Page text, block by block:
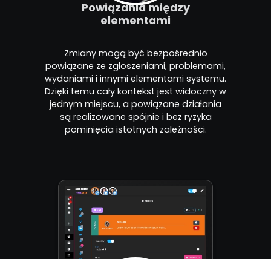
Powiązania między
elementami
Zmiany mogą być bezpośrednio
powiązane ze zgłoszeniami, problemami,
wydaniami i innymi elementami systemu.
Dzięki temu cały kontekst jest widoczny w
jednym miejscu, a powiązane działania
są realizowane spójnie i bez ryzyka
pominięcia istotnych zależności.